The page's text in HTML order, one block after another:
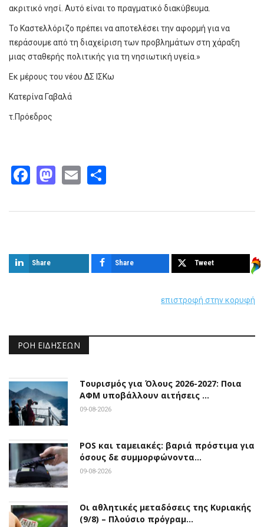
ακριτικό νησί. Αυτό είναι το πραγματικό διακύβευμα.
Το Καστελλόριζο πρέπει να αποτελέσει την αφορμή για να
περάσουμε από τη διαχείριση των προβλημάτων στη χάραξη
μιας σταθερής πολιτικής για τη νησιωτική υγεία.»
Εκ μέρους του νέου ΔΣ ΙΣΚω
Κατερίνα Γαβαλά
τ.Πρόεδρος
Facebook
Mastodon
Email
Share Share Tweet
επιστροφή στην κορυφή
ΡΟΉ ΕΙΔΉΣΕΩΝ
Τουρισμός για Όλους 2026-2027: Ποια
ΑΦΜ υποβάλλουν αιτήσεις …
09-08-2026
POS και ταμειακές: βαριά πρόστιμα για
όσους δε συμμορφώνοντα…
09-08-2026
Οι αθλητικές μεταδόσεις της Κυριακής
(9/8) – Πλούσιο πρόγραμ…